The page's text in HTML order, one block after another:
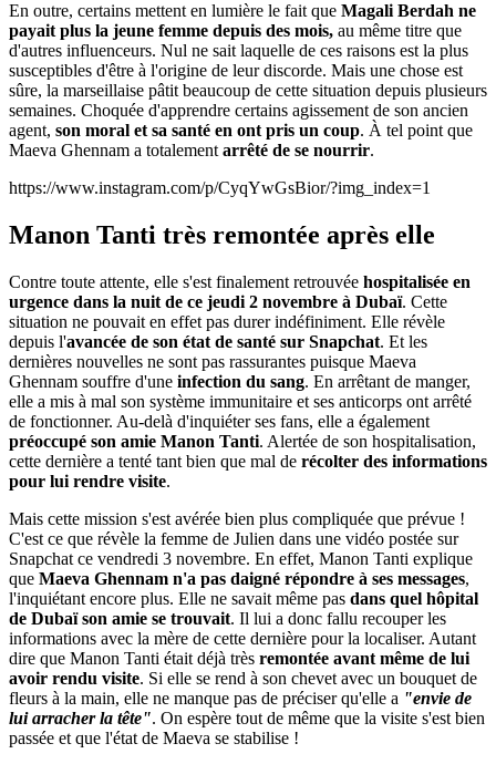
En outre, certains mettent en lumière le fait que Magali Berdah ne
payait plus la jeune femme depuis des mois, au même titre que
d'autres influenceurs. Nul ne sait laquelle de ces raisons est la plus
susceptibles d'être à l'origine de leur discorde. Mais une chose est
sûre, la marseillaise pâtit beaucoup de cette situation depuis plusieurs
semaines. Choquée d'apprendre certains agissement de son ancien
agent, son moral et sa santé en ont pris un coup. À tel point que
Maeva Ghennam a totalementarrêté de se nourrir.
https://www.instagram.com/p/CyqYwGsBior/?img_index=1
Manon Tanti très remontée après elle
Contre toute attente, elle s'est finalement retrouvée hospitalisée en
urgence dans la nuit de ce jeudi 2 novembre à Dubaï. Cette
situation ne pouvait en effet pas durer indéfiniment. Elle révèle
depuis l'avancée de son état de santé sur Snapchat. Et les
dernières nouvelles ne sont pas rassurantes puisque Maeva
Ghennam souffre d'une infection du sang. En arrêtant de manger,
elle a mis à mal son système immunitaire et ses anticorps ont arrêté
de fonctionner. Au-delà d'inquiéter ses fans, elle a également
préoccupé son amie Manon Tanti. Alertée de son hospitalisation,
cette dernière a tenté tant bien que mal de récolter des informations
pour lui rendre visite.
Mais cette mission s'est avérée bien plus compliquée que prévue !
C'est ce que révèle la femme de Julien dans une vidéo postée sur
Snapchat ce vendredi 3 novembre. En effet, Manon Tanti explique
que Maeva Ghennam n'a pas daigné répondre à ses messages,
l'inquiétant encore plus. Elle ne savait même pas dans quel hôpital
de Dubaï son amie se trouvait. Il lui a donc fallu recouper les
informations avec la mère de cette dernière pour la localiser. Autant
dire que Manon Tanti était déjà très remontée avant même de lui
avoir rendu visite. Si elle se rend à son chevet avec un bouquet de
fleurs à la main, elle ne manque pas de préciser qu'elle a "envie de
lui arracher la tête". On espère tout de même que la visite s'est bien
passée et que l'état de Maeva se stabilise !